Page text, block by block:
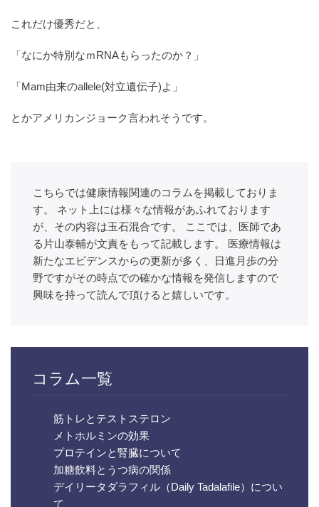
これだけ優秀だと、
「なにか特別なｍRNAもらったのか？」
「Mam由来のallele(対立遺伝子)よ」
とかアメリカンジョーク言われそうです。
こちらでは健康情報関連のコラムを掲載しておりま
す。 ネット上には様々な情報があふれております
が、その内容は玉石混合です。 ここでは、医師であ
る片山泰輔が文責をもって記載します。 医療情報は
新たなエビデンスからの更新が多く、日進月歩の分
野ですがその時点での確かな情報を発信しますので
興味を持って読んで頂けると嬉しいです。
コラム一覧
筋トレとテストステロン
メトホルミンの効果
プロテインと腎臓について
加糖飲料とうつ病の関係
デイリータダラフィル（Daily Tadalafile）につい
て